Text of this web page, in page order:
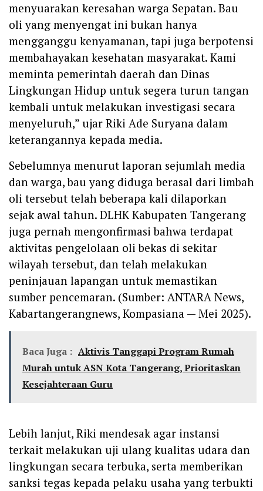
menyuarakan keresahan warga Sepatan. Bau
oli yang menyengat ini bukan hanya
mengganggu kenyamanan, tapi juga berpotensi
membahayakan kesehatan masyarakat. Kami
meminta pemerintah daerah dan Dinas
Lingkungan Hidup untuk segera turun tangan
kembali untuk melakukan investigasi secara
menyeluruh,” ujar Riki Ade Suryana dalam
keterangannya kepada media.
‎Sebelumnya menurut laporan sejumlah media
dan warga, bau yang diduga berasal dari limbah
oli tersebut telah beberapa kali dilaporkan
sejak awal tahun. DLHK Kabupaten Tangerang
juga pernah mengonfirmasi bahwa terdapat
aktivitas pengelolaan oli bekas di sekitar
wilayah tersebut, dan telah melakukan
peninjauan lapangan untuk memastikan
sumber pencemaran. (Sumber: ANTARA News,
Kabartangerangnews, Kompasiana — Mei 2025).
Baca Juga : Aktivis Tanggapi Program Rumah
Murah untuk ASN Kota Tangerang, Prioritaskan
Kesejahteraan Guru
‎Lebih lanjut, Riki mendesak agar instansi
terkait melakukan uji ulang kualitas udara dan
lingkungan secara terbuka, serta memberikan
sanksi tegas kepada pelaku usaha yang terbukti